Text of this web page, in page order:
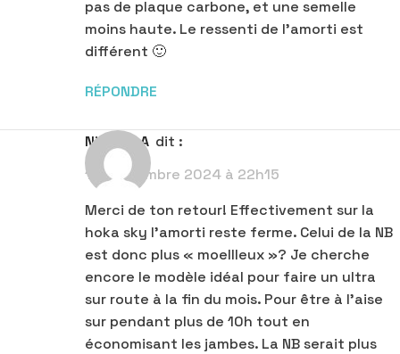
pas de plaque carbone, et une semelle
moins haute. Le ressenti de l’amorti est
différent 🙂
RÉPONDRE
Nicolas A dit :
13 septembre 2024 à 22h15
Merci de ton retour! Effectivement sur la
hoka sky l’amorti reste ferme. Celui de la NB
est donc plus « moellleux »? Je cherche
encore le modèle idéal pour faire un ultra
sur route à la fin du mois. Pour être à l’aise
sur pendant plus de 10h tout en
économisant les jambes. La NB serait plus